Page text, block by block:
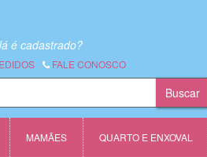
é cadastrado?
FALE CONOSCO
MAMÃES QUARTO E ENXOVAL